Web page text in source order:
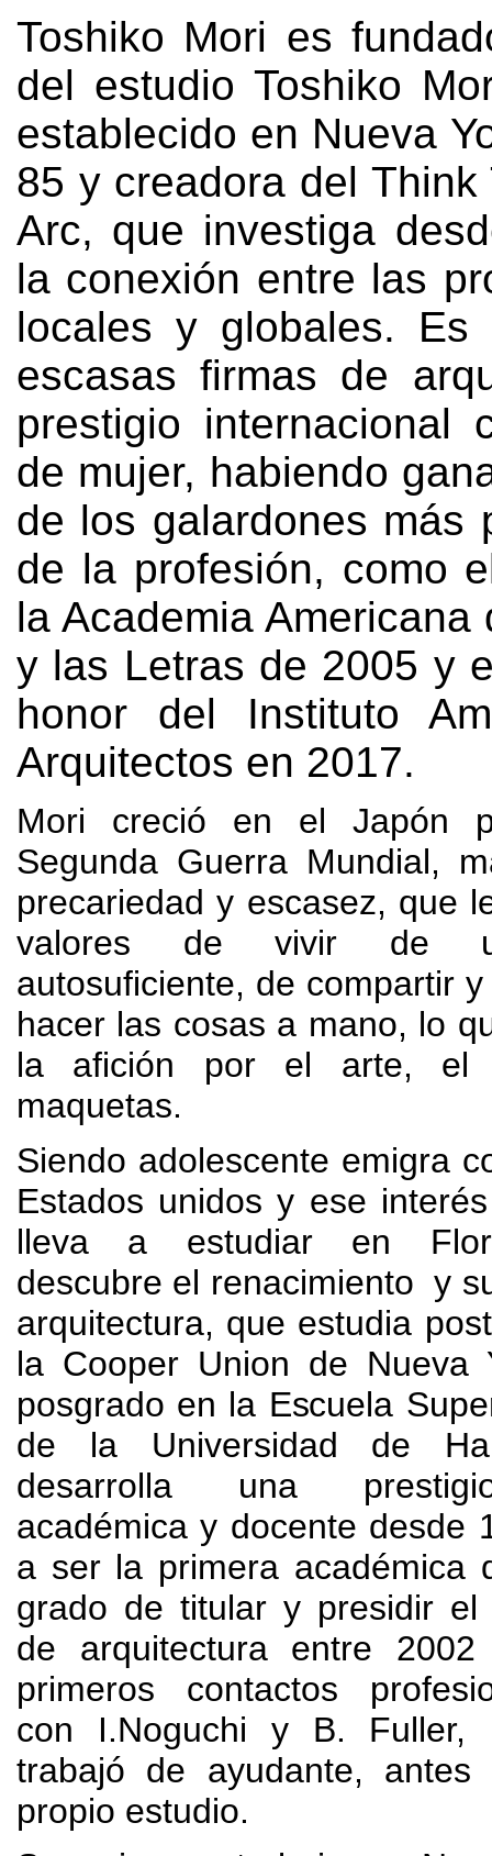
Toshiko Mori es
del estudio Toshiko
establecido en Nueva
85 y creadora del Think
Arc, que investiga
la conexión entre las
locales y globales. Es
escasas firmas de
prestigio internacional
de mujer, habiendo
de los galardones más
de la profesión, como
la Academia Americana
y las Letras de 2005 y
honor del Instituto
Arquitectos en 2017.
Mori creció en el Japón
Segunda Guerra Mundial,
precariedad y escasez, que
valores de vivir de
autosuficiente, de compartir
hacer las cosas a mano, lo
la afición por el arte, el
maquetas.
Siendo adolescente emigra
Estados unidos y ese
lleva a estudiar en
descubre el renacimiento y
arquitectura, que estudia
la Cooper Union de Nueva
posgrado en la Escuela
de la Universidad de
desarrolla una
académica y docente desde
a ser la primera académica
grado de titular y presidir el
de arquitectura entre
primeros contactos
con I.Noguchi y B. Fuller,
trabajó de ayudante, antes
propio estudio.